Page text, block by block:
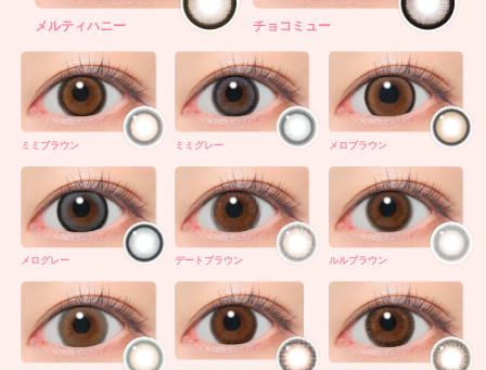
メルティハニー チョコミュー
ミミブラウン ミミグレー メロブラウン
メログレー デートブラウン ルルブラウン